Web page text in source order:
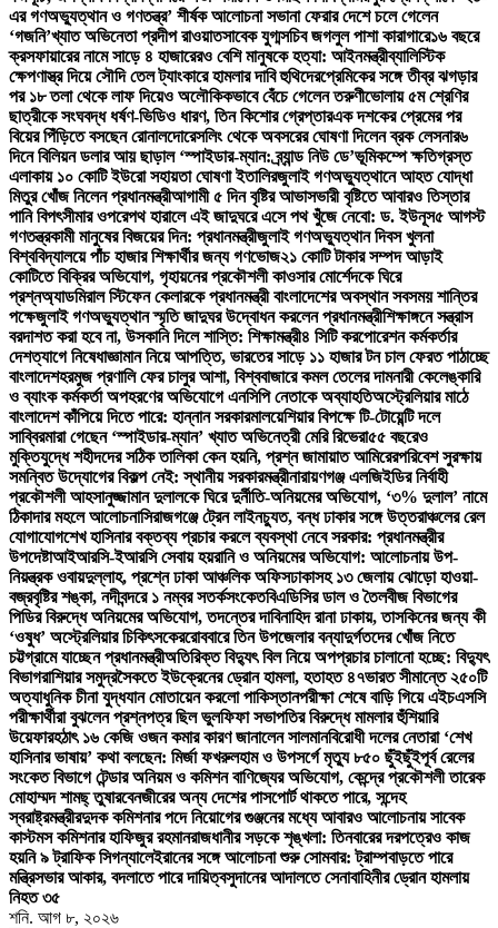
এর গণঅভ্যুত্থান ও গণতন্ত্র’ শীর্ষক আলোচনা সভানা ফেরার দেশে চলে গেলেন
‘গজনি’খ্যাত অভিনেতা প্রদীপ রাওয়াতসাবেক যুগ্মসচিব জগলুল পাশা কারাগারে১৬ বছরে
ক্রসফায়ারের নামে সাড়ে ৪ হাজারেরও বেশি মানুষকে হত্যা: আইনমন্ত্রীব্যালিস্টিক
ক্ষেপণাস্ত্র দিয়ে সৌদি তেল ট্যাংকারে হামলার দাবি হুথিদেরপ্রেমিকের সঙ্গে তীব্র ঝগড়ার
পর ১৮ তলা থেকে লাফ দিয়েও অলৌকিকভাবে বেঁচে গেলেন তরুণীভোলায় ৫ম শ্রেণির
ছাত্রীকে সংঘবদ্ধ ধর্ষণ-ভিডিও ধারণ, তিন কিশোর গ্রেপ্তারএক দশকের প্রেমের পর
বিয়ের পিঁড়িতে বসছেন রোনালদোরেসলিং থেকে অবসরের ঘোষণা দিলেন ব্রক লেসনার৬
দিনে বিলিয়ন ডলার আয় ছাড়াল ‘স্পাইডার-ম্যান: ব্র্যান্ড নিউ ডে’ভূমিকম্পে ক্ষতিগ্রস্ত
এলাকায় ১০ কোটি ইউরো সহায়তা ঘোষণা ইতালিরজুলাই গণঅভ্যুত্থানে আহত যোদ্ধা
মিতুর খোঁজ নিলেন প্রধানমন্ত্রীআগামী ৫ দিন বৃষ্টির আভাসভারী বৃষ্টিতে আবারও তিস্তার
পানি বিপৎসীমার ওপরেপথ হারালে এই জাদুঘরে এসে পথ খুঁজে নেবো: ড. ইউনূস৫ আগস্ট
গণতন্ত্রকামী মানুষের বিজয়ের দিন: প্রধানমন্ত্রীজুলাই গণঅভ্যুত্থান দিবস খুলনা
বিশ্ববিদ্যালয়ে পাঁচ হাজার শিক্ষার্থীর জন্য গণভোজ২১ কোটি টাকার সম্পদ আড়াই
কোটিতে বিক্রির অভিযোগ, গৃহায়নের প্রকৌশলী কাওসার মোর্শেদকে ঘিরে
প্রশ্নঅ্যাডমিরাল স্টিফেন কেলারকে প্রধানমন্ত্রী বাংলাদেশের অবস্থান সবসময় শান্তির
পক্ষেজুলাই গণঅভ্যুত্থান স্মৃতি জাদুঘর উদ্বোধন করলেন প্রধানমন্ত্রীশিক্ষাঙ্গনে সন্ত্রাস
বরদাশত করা হবে না, উসকানি দিলে শাস্তি: শিক্ষামন্ত্রী৪ সিটি করপোরেশন কর্মকর্তার
দেশত্যাগে নিষেধাজ্ঞামান নিয়ে আপত্তি, ভারতের সাড়ে ১১ হাজার টন চাল ফেরত পাঠাচ্ছে
বাংলাদেশহরমুজ প্রণালি ফের চালুর আশা, বিশ্ববাজারে কমল তেলের দামনারী কেলেঙ্কারি
ও ব্যাংক কর্মকর্তা অপহরণের অভিযোগে এনসিপি নেতাকে অব্যাহতিঅস্ট্রেলিয়ার মাঠে
বাংলাদেশ কাঁপিয়ে দিতে পারে: হান্নান সরকারমালয়েশিয়ার বিপক্ষে টি-টোয়েন্টি দলে
সাব্বিরমারা গেছেন ‘স্পাইডার-ম্যান’ খ্যাত অভিনেত্রী মেরি রিভেরা৫৫ বছরেও
মুক্তিযুদ্ধে শহীদদের সঠিক তালিকা কেন হয়নি, প্রশ্ন জামায়াত আমিরেরপরিবেশ সুরক্ষায়
সমন্বিত উদ্যোগের বিকল্প নেই: স্থানীয় সরকারমন্ত্রীনারায়ণগঞ্জ এলজিইডির নির্বাহী
প্রকৌশলী আহসানুজ্জামান দুলালকে ঘিরে দুর্নীতি-অনিয়মের অভিযোগ, ‘৩% দুলাল’ নামে
ঠিকাদার মহলে আলোচনাসিরাজগঞ্জে ট্রেন লাইনচ্যুত, বন্ধ ঢাকার সঙ্গে উত্তরাঞ্চলের রেল
যোগাযোগশেখ হাসিনার বক্তব্য প্রচার করলে ব্যবস্থা নেবে সরকার: প্রধানমন্ত্রীর
উপদেষ্টাআইআরসি-ইআরসি সেবায় হয়রানি ও অনিয়মের অভিযোগ: আলোচনায় উপ-
নিয়ন্ত্রক ওবায়দুল্লাহ, প্রশ্নে ঢাকা আঞ্চলিক অফিসঢাকাসহ ১৩ জেলায় ঝোড়ো হাওয়া-
বজ্রবৃষ্টির শঙ্কা, নদীবন্দরে ১ নম্বর সতর্কসংকেতবিএডিসির ডাল ও তৈলবীজ বিভাগের
পিডির বিরুদ্ধে অনিয়মের অভিযোগ, তদন্তের দাবিনাহিদ রানা ঢাকায়, তাসকিনের জন্য কী
‘ওষুধ’ অস্ট্রেলিয়ার চিকিৎসকেররোববারে তিন উপজেলার বন্যাদুর্গতদের খোঁজ নিতে
চট্টগ্রামে যাচ্ছেন প্রধানমন্ত্রীঅতিরিক্ত বিদ্যুৎ বিল নিয়ে অপপ্রচার চালানো হচ্ছে: বিদ্যুৎ
বিভাগরাশিয়ার সমুদ্রসৈকতে ইউক্রেনের ড্রোন হামলা, হতাহত ৪৭ভারত সীমান্তে ২৫০টি
অত্যাধুনিক চীনা যুদ্ধযান মোতায়েন করলো পাকিস্তানপরীক্ষা শেষে বাড়ি গিয়ে এইচএসসি
পরীক্ষার্থীরা বুঝলেন প্রশ্নপত্র ছিল ভুলফিফা সভাপতির বিরুদ্ধে মামলার হুঁশিয়ারি
উয়েফারহঠাৎ ১৬ কেজি ওজন কমার কারণ জানালেন সালমানবিরোধী দলের নেতারা ‘শেখ
হাসিনার ভাষায়’ কথা বলছেন: মির্জা ফখরুলহাম ও উপসর্গে মৃত্যু ৮৫০ ছুঁইছুঁইপূর্ব রেলের
সংকেত বিভাগে টেন্ডার অনিয়ম ও কমিশন বাণিজ্যের অভিযোগ, কেন্দ্রে প্রকৌশলী তারেক
মোহাম্মদ শামছ্ তুষারবেনজীরের অন্য দেশের পাসপোর্ট থাকতে পারে, সন্দেহ
স্বরাষ্ট্রমন্ত্রীরদুদক কমিশনার পদে নিয়োগের গুঞ্জনের মধ্যে আবারও আলোচনায় সাবেক
কাস্টমস কমিশনার হাফিজুর রহমানরাজধানীর সড়কে শৃঙ্খলা: তিনবারের দরপত্রেও কাজ
হয়নি ৯ ট্রাফিক সিগন্যালেইরানের সঙ্গে আলোচনা শুরু সোমবার: ট্রাম্পবাড়তে পারে
মন্ত্রিসভার আকার, বদলাতে পারে দায়িত্বসুদানের আদালতে সেনাবাহিনীর ড্রোন হামলায়
নিহত ৩৫
শনি. আগ ৮, ২০২৬